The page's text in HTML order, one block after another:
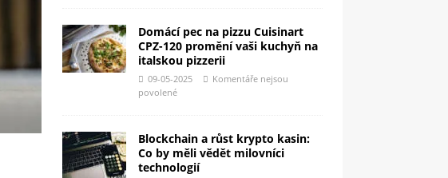
Domácí pec na pizzu Cuisinart
CPZ-120 promění vaši kuchyň na
italskou pizzerii
09-05-2025
Komentáře nejsou
povolené
Blockchain a růst krypto kasin:
Co by měli vědět milovníci
technologií